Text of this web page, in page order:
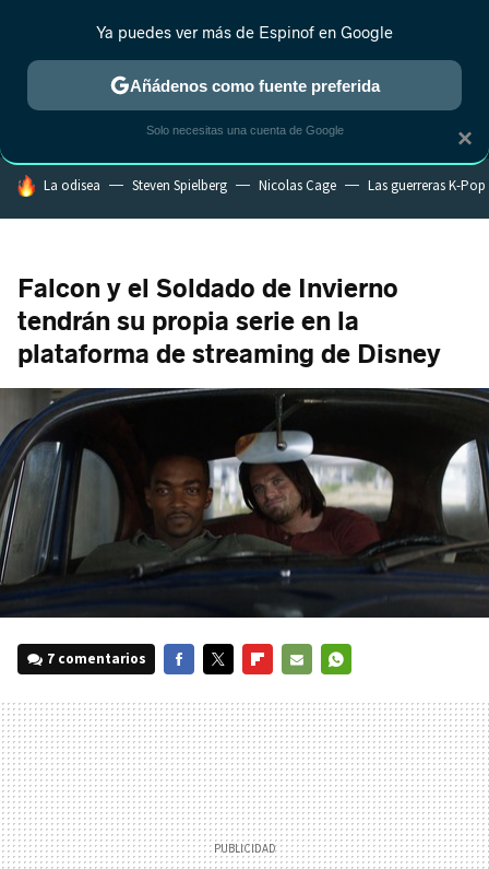
MENÚ NUEVO
ESTRENOS REALITY ANIME RANKINGS CINE
HOY SE HABLA DE
La odisea Steven Spielberg Nicolas Cage Las guerreras K-Pop
Falcon y el Soldado de Invierno
tendrán su propia serie en la
plataforma de streaming de Disney
7 comentarios
MAIL
×
Ya puedes ver más de Espinof en Google
Añádenos como fuente preferida
Solo necesitas una cuenta de Google